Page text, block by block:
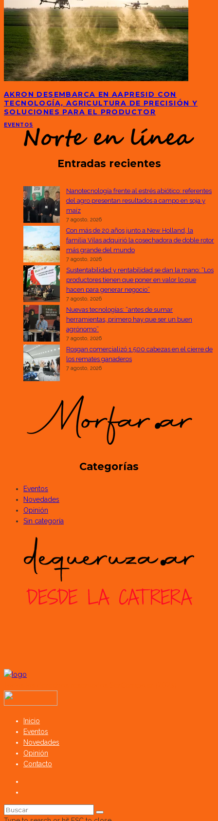
AKRON DESEMBARCA EN AAPRESID CON
TECNOLOGÍA, AGRICULTURA DE PRECISIÓN Y
SOLUCIONES PARA EL PRODUCTOR
EVENTOS
Entradas recientes
Nanotecnología frente al estrés abiótico: referentes
del agro presentan resultados a campo en soja y
maíz
7 agosto, 2026
Con más de 20 años junto a New Holland, la
familia Vilas adquirió la cosechadora de doble rotor
más grande del mundo
7 agosto, 2026
Sustentabilidad y rentabilidad se dan la mano: “Los
productores tienen que poner en valor lo que
hacen para generar negocio”
7 agosto, 2026
Nuevas tecnologías: “antes de sumar
herramientas, primero hay que ser un buen
agrónomo”
7 agosto, 2026
Rosgan comercializó 1.500 cabezas en el cierre de
los remates ganaderos
7 agosto, 2026
Categorías
Eventos
Novedades
Opinión
Sin categoría
Inicio
Eventos
Novedades
Opinión
Contacto